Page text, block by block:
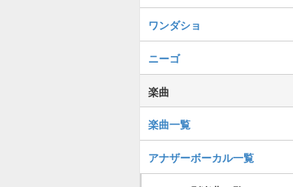
ワンダショ
ニーゴ
楽曲
楽曲一覧
アナザーボーカル一覧